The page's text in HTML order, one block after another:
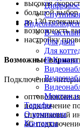
В
Для дачи
Для
IP
Монтаж и
Тарифы
О компании
Контакты
высокая
большой выбор
до 130
возможность
настройку
Возможные
Подключение
подключение
спутниковый
4G